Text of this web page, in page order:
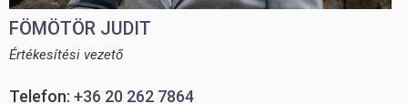
FÖMÖTÖR JUDIT
Értékesítési vezető
Telefon: +36 20 262 7864